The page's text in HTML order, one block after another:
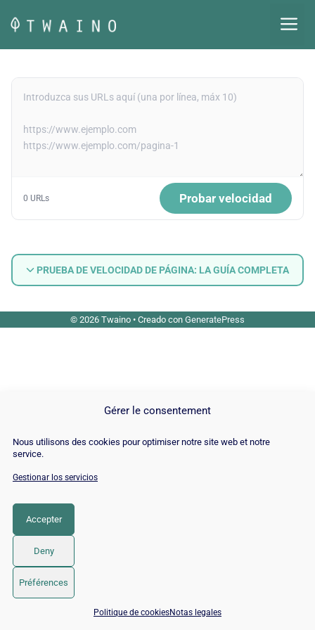
Gérer le consentement
Nous utilisons des cookies pour optimiser notre site web et notre
service.
Gestionar los servicios
Accepter
Deny
Préférences
Politique de cookiesNotas legales
contenido
0 URLs Probar velocidad
PRUEBA DE VELOCIDAD DE PÁGINA: LA GUÍA COMPLETA
© 2026 Twaino • Creado con GeneratePress
📅 Reservar 15 min con un experto SEO / GEO